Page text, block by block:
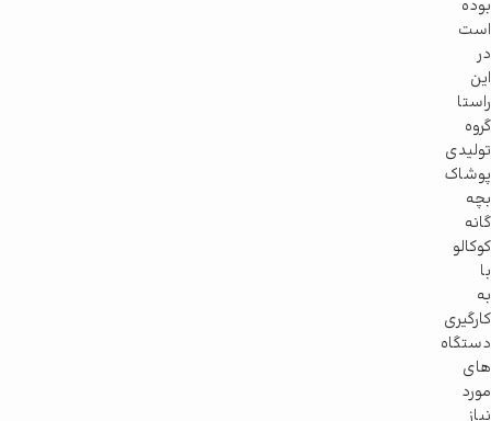
بوده
است
در
این
راستا
گروه
تولیدی
پوشاک
بچه
گانه
کوکالو
با
به
کارگیری
دستگاه
های
مورد
نیاز